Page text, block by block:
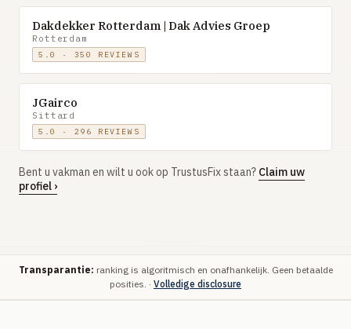
Dakdekker Rotterdam | Dak Advies Groep
Rotterdam
5.0 · 350 REVIEWS
JGairco
Sittard
5.0 · 296 REVIEWS
Bent u vakman en wilt u ook op TrustusFix staan? Claim uw
profiel ›
Transparantie: ranking is algoritmisch en onafhankelijk. Geen betaalde
posities. · Volledige disclosure